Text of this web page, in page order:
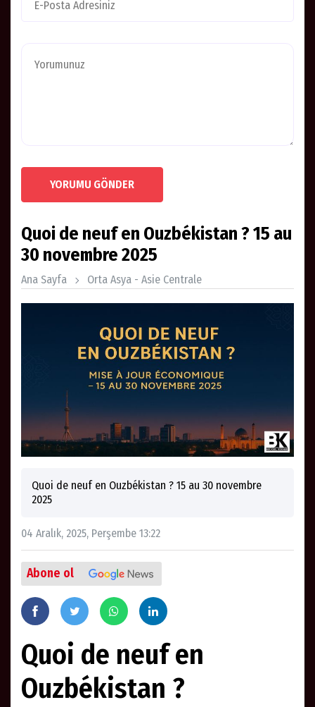
YORUMU GÖNDER
Quoi de neuf en Ouzbékistan ? 15 au
30 novembre 2025
Ana Sayfa Orta Asya - Asie Centrale
Quoi de neuf en Ouzbékistan ? 15 au 30 novembre
2025
04 Aralık, 2025, Perşembe 13:22
Abone ol
Quoi de neuf en
Ouzbékistan ?